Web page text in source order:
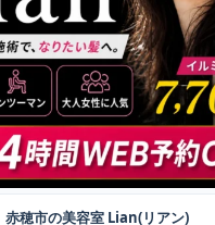
赤穂市の美容室 Lian(リアン)